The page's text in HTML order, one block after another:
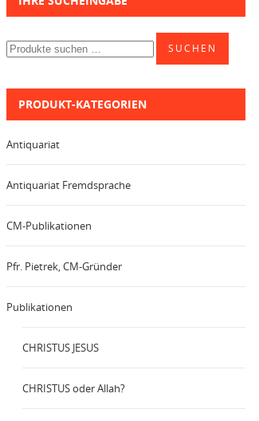
Suchen
nach:
SUCHEN
PRODUKT-KATEGORIEN
Antiquariat
Antiquariat Fremdsprache
CM-Publikationen
Pfr. Pietrek, CM-Gründer
Publikationen
CHRISTUS JESUS
CHRISTUS oder Allah?